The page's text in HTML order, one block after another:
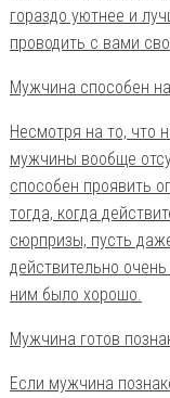
гораздо уютнее и
проводить с вами
Мужчина способен
Несмотря на то, что
мужчины вообще
способен проявить
тогда, когда
сюрпризы, пусть
действительно
ним было хорошо.
Мужчина готов
Если мужчина